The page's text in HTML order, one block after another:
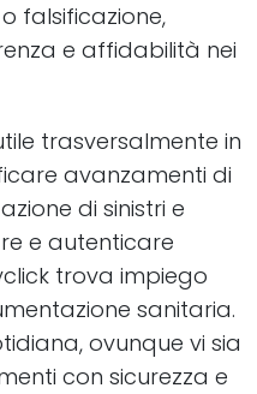
falsificazione,
e affidabilità nei
trasversalmente in
avanzamenti di
di sinistri e
e autenticare
trova impiego
sanitaria.
ovunque vi sia
con sicurezza e